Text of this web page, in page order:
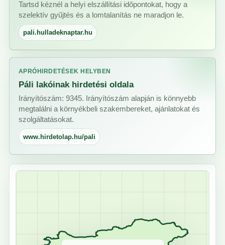
Tartsd kéznél a helyi elszállítási időpontokat, hogy a
szelektív gyűjtés és a lomtalanítás ne maradjon le.
pali.hulladeknaptar.hu
APRÓHIRDETÉSEK HELYBEN
Páli lakóinak hirdetési oldala
Irányítószám: 9345. Irányítószám alapján is könnyebb
megtalálni a környékbeli szakembereket, ajánlatokat és
szolgáltatásokat.
www.hirdetolap.hu/pali